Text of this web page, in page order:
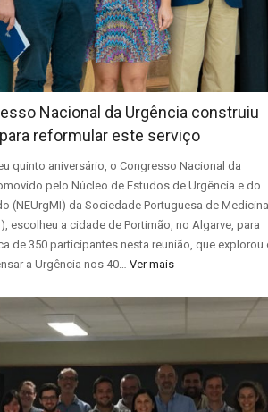
Nacional da Urgência construiu
reformular este serviço
quinto aniversário, o Congresso Nacional da
pelo Núcleo de Estudos de Urgência e do
(NEUrgMI) da Sociedade Portuguesa de
escolheu a cidade de Portimão, no Algarve, para
de 350 participantes nesta reunião, que explorou
a Urgência nos 40…Ver mais